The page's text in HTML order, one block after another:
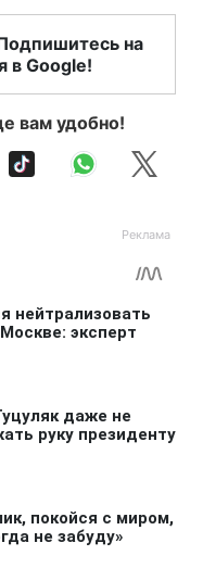
на
в Google!
вам удобно!